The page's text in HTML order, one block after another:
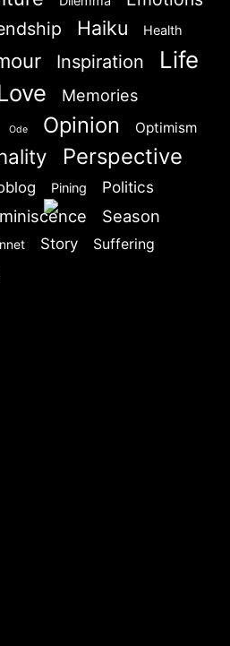
Haiku Health
Inspiration Life
Memories
Ode Opinion Optimism
Perspective
Pining Politics
Season
Story Suffering